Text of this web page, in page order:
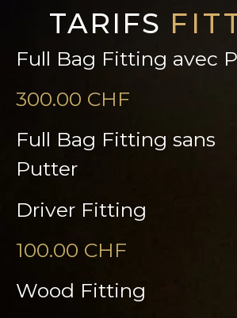
TARIFS
Full Bag Fitting avec
300.00 CHF
Full Bag Fitting sans
Putter
Driver Fitting
100.00 CHF
Wood Fitting